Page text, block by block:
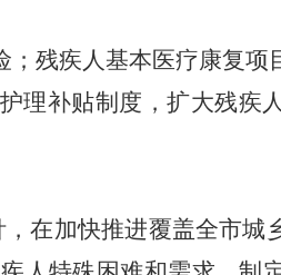
残疾人基本医疗康复项
补贴制度，扩大残疾
在加快推进覆盖全市城